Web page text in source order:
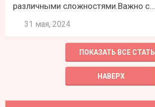
различными сложностями.Важно с...
31 мая, 2024
ПОКАЗАТЬ ВСЕ
НАВЕРХ